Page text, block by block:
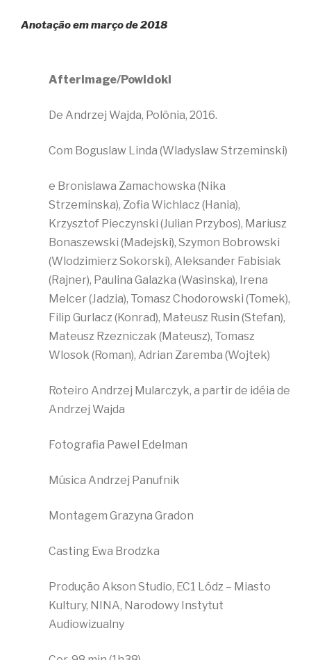
Anotação em março de 2018
Afterimage/Powidoki
De Andrzej Wajda, Polônia, 2016.
Com Boguslaw Linda (Wladyslaw Strzeminski)
e Bronislawa Zamachowska (Nika
Strzeminska), Zofia Wichlacz (Hania),
Krzysztof Pieczynski (Julian Przybos), Mariusz
Bonaszewski (Madejski), Szymon Bobrowski
(Wlodzimierz Sokorski), Aleksander Fabisiak
(Rajner), Paulina Galazka (Wasinska), Irena
Melcer (Jadzia), Tomasz Chodorowski (Tomek),
Filip Gurlacz (Konrad), Mateusz Rusin (Stefan),
Mateusz Rzezniczak (Mateusz), Tomasz
Wlosok (Roman), Adrian Zaremba (Wojtek)
Roteiro Andrzej Mularczyk, a partir de idéia de
Andrzej Wajda
Fotografia Pawel Edelman
Música Andrzej Panufnik
Montagem Grazyna Gradon
Casting Ewa Brodzka
Produção Akson Studio, EC1 Lódz – Miasto
Kultury, NINA, Narodowy Instytut
Audiowizualny